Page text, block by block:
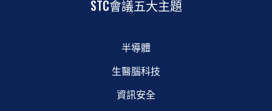
STC會議五大主題
半導體
生醫腦科技
資訊安全